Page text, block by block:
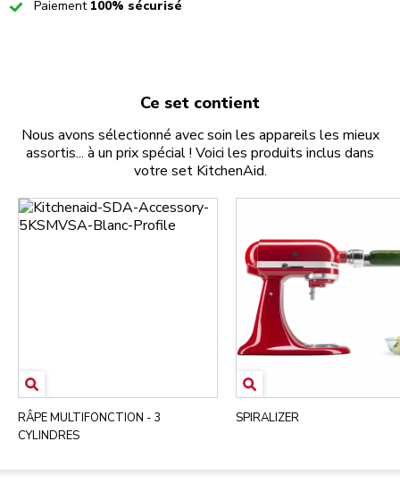
CheckedPaiement 100% sécurisé
Ce set contient
Nous avons sélectionné avec soin les appareils les mieux
assortis... à un prix spécial ! Voici les produits inclus dans
votre set KitchenAid.
RÂPE MULTIFONCTION - 3
CYLINDRES
SPIRALIZER